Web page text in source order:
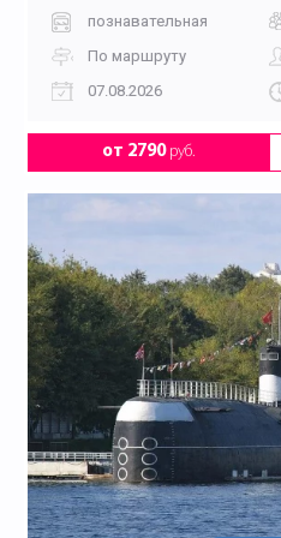
познавательная
По маршруту
07.08.2026
от 2790руб.